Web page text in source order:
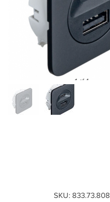
SKU: SKU
833.73.808
833.73.808